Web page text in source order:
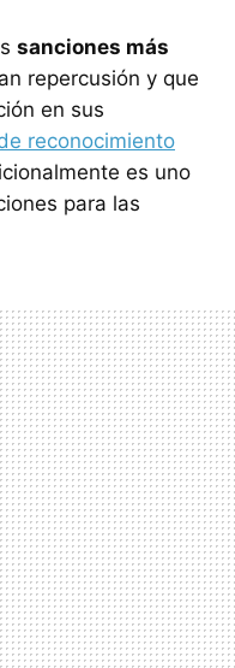
sanciones más
repercusión y que
en sus
reconocimiento
es uno
para las